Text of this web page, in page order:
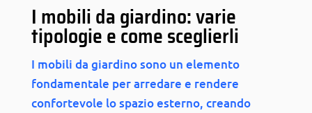
I mobili da giardino: varie
tipologie e come sceglierli
I mobili da giardino sono un elemento
fondamentale per arredare e rendere
confortevole lo spazio esterno, creando